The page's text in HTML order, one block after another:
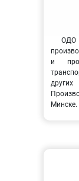
ОДО
и
Минске.